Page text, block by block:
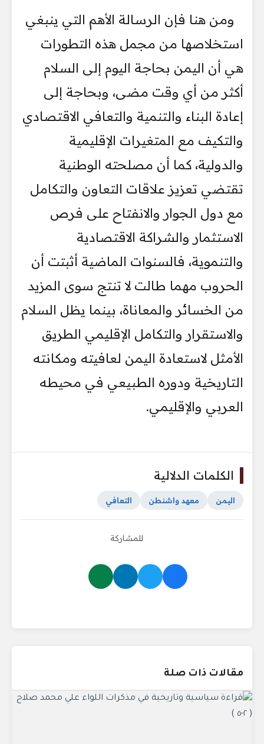
ومن هنا فإن الرسالة الأهم التي ينبغي
استخلاصها من مجمل هذه التطورات
هي أن اليمن بحاجة اليوم إلى السلام
أكثر من أي وقت مضى، وبحاجة إلى
إعادة البناء والتنمية والتعافي الاقتصادي
والتكيف مع المتغيرات الإقليمية
والدولية، كما أن مصلحته الوطنية
تقتضي تعزيز علاقات التعاون والتكامل
مع دول الجوار والانفتاح على فرص
الاستثمار والشراكة الاقتصادية
والتنموية، فالسنوات الماضية أثبتت أن
الحروب مهما طالت لا تنتج سوى المزيد
من الخسائر والمعاناة، بينما يظل السلام
والاستقرار والتكامل الإقليمي الطريق
الأمثل لاستعادة اليمن لعافيته ومكانته
التاريخية ودوره الطبيعي في محيطه
العربي والإقليمي.
الكلمات الدلالية
اليمن معهد واشنطن التعافي
للمشاركة
مقالات ذات صلة